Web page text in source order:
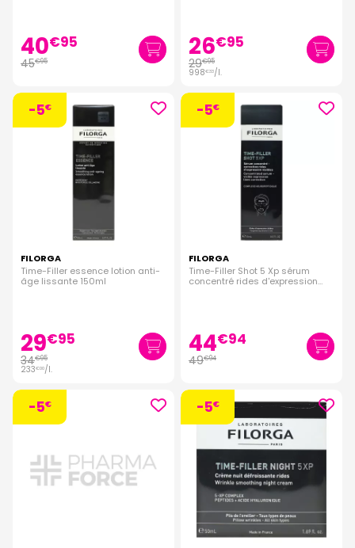
40€95
45€95 26€95
29€95
998€33/l.
-5€
FILORGA
Time-Filler essence lotion anti-
âge lissante 150ml
29€95
34€95
233€00/l.
-5€
FILORGA
Time-Filler Shot 5 Xp sérum
concentré rides d'expression
44€94
49€94
-5€ -5€